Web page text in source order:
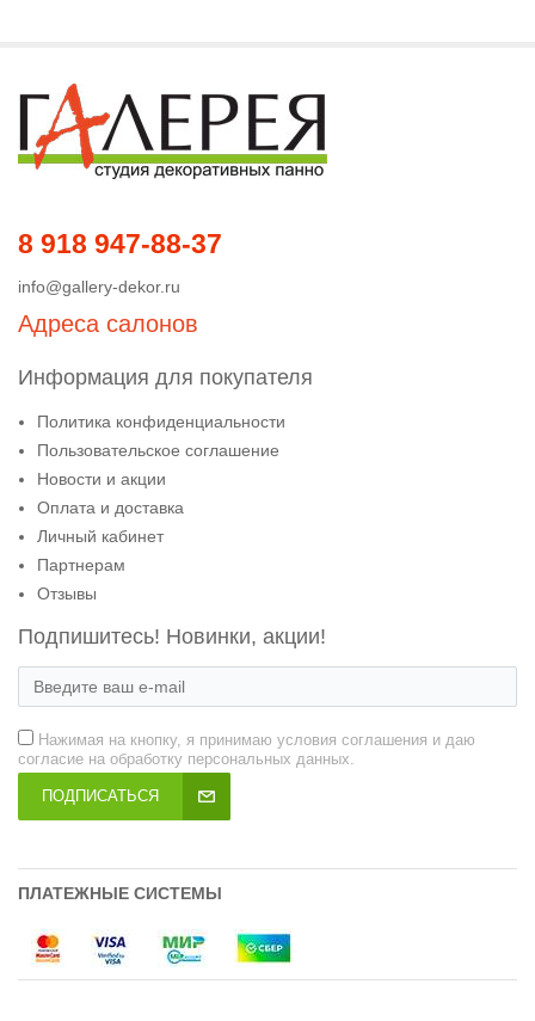
8 918 947-88-37
info@gallery-dekor.ru
Адреса салонов
Информация для покупателя
Политика конфиденциальности
Пользовательское соглашение
Новости и акции
Оплата и доставка
Личный кабинет
Партнерам
Отзывы
Подпишитесь! Новинки, акции!
Нажимая на кнопку, я принимаю условия соглашения и даю
согласие на обработку персональных данных.
ПОДПИСАТЬСЯ
ПЛАТЕЖНЫЕ СИСТЕМЫ